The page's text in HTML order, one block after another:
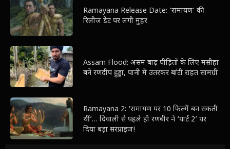
Ramayana Release Date: ‘रामायण’ की
रिलीज डेट पर लगी मुहर
Assam Flood: असम बाढ़ पीड़ितों के लिए मसीहा
बने रणदीप हुड्डा, पानी में उतरकर बांटी राहत सामग्री
Ramayana 2: ‘रामायण पर 10 फिल्में बन सकती
थीं’… दिवाली से पहले ही रणबीर ने ‘पार्ट 2’ पर
दिया बड़ा सरप्राइज!